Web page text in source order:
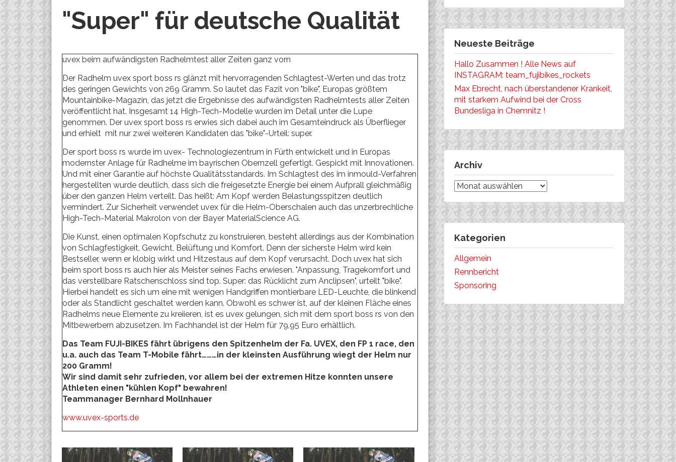
"Super" für deutsche Qualität
uvex beim aufwändigsten Radhelmtest aller Zeiten ganz vorn
Der Radhelm uvex sport boss rs glänzt mit hervorragenden Schlagtest-Werten und das trotz
des geringen Gewichts von 269 Gramm. So lautet das Fazit von "bike", Europas größtem
Mountainbike-Magazin, das jetzt die Ergebnisse des aufwändigsten Radhelmtests aller Zeiten
veröffentlicht hat. Insgesamt 14 High-Tech-Modelle wurden im Detail unter die Lupe
genommen. Der uvex sport boss rs erwies sich dabei auch im Gesamteindruck als Überflieger
und erhielt mit nur zwei weiteren Kandidaten das "bike"-Urteil: super.
Der sport boss rs wurde im uvex- Technologiezentrum in Fürth entwickelt und in Europas
modernster Anlage für Radhelme im bayrischen Obernzell gefertigt. Gespickt mit Innovationen.
Und mit einer Garantie auf höchste Qualitätsstandards. Im Schlagtest des im inmould-Verfahren
hergestellten wurde deutlich, dass sich die freigesetzte Energie bei einem Aufprall gleichmäßig
über den ganzen Helm verteilt. Das heißt: Am Kopf werden Belastungsspitzen deutlich
vermindert. Zur Sicherheit verwendet uvex für die Helm-Oberschalen auch das unzerbrechliche
High-Tech-Material Makrolon von der Bayer MaterialScience AG.
Die Kunst, einen optimalen Kopfschutz zu konstruieren, besteht allerdings aus der Kombination
von Schlagfestigkeit, Gewicht, Belüftung und Komfort. Denn der sicherste Helm wird kein
Bestseller, wenn er klobig wirkt und Hitzestaus auf dem Kopf verursacht. Doch uvex hat sich
beim sport boss rs auch hier als Meister seines Fachs erwiesen. "Anpassung, Tragekomfort und
das verstellbare Ratschenschloss sind top. Super: das Rücklicht zum Anclipsen", urteilt "bike".
Hierbei handelt es sich um eine mit wenigen Handgriffen montierbare LED-Leuchte, die blinkend
oder als Standlicht geschaltet werden kann. Obwohl es schwer ist, auf der kleinen Fläche eines
Radhelms neue Elemente zu kreiieren, ist es uvex gelungen, sich mit dem sport boss rs von den
Mitbewerbern abzusetzen. Im Fachhandel ist der Helm für 79,95 Euro erhältlich.
Das Team FUJI-BIKES fährt übrigens den Spitzenhelm der Fa. UVEX, den FP 1 race, den
u.a. auch das Team T-Mobile fährt………in der kleinsten Ausführung wiegt der Helm nur
200 Gramm!
Wir sind damit sehr zufrieden, vor allem bei der extremen Hitze konnten unsere
Athleten einen "kühlen Kopf" bewahren!
Teammanager Bernhard Mollnhauer
www.uvex-sports.de
Neueste Beiträge
Hallo Zusammen ! Alle News auf
INSTAGRAM: team_fujibikes_rockets
Max Ebrecht, nach überstandener Krankeit,
mit starkem Aufwind bei der Cross
Bundesliga in Chemnitz !
Archiv
Archiv
Kategorien
Allgemein
Rennbericht
Sponsoring